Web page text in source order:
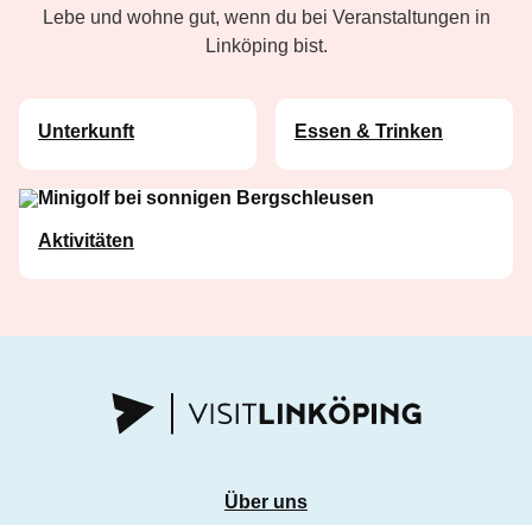
Lebe und wohne gut, wenn du bei Veranstaltungen in
Linköping bist.
Unterkunft Essen & Trinken
Aktivitäten
Über uns